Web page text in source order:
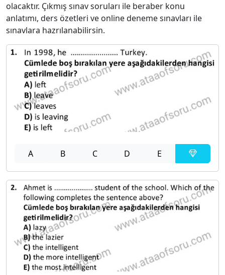
olacaktır. Çıkmış sınav soruları ile beraber konu
anlatımı, ders özetleri ve online deneme sınavları ile
sınavlara hazrılanabilirsin.
A B C D E